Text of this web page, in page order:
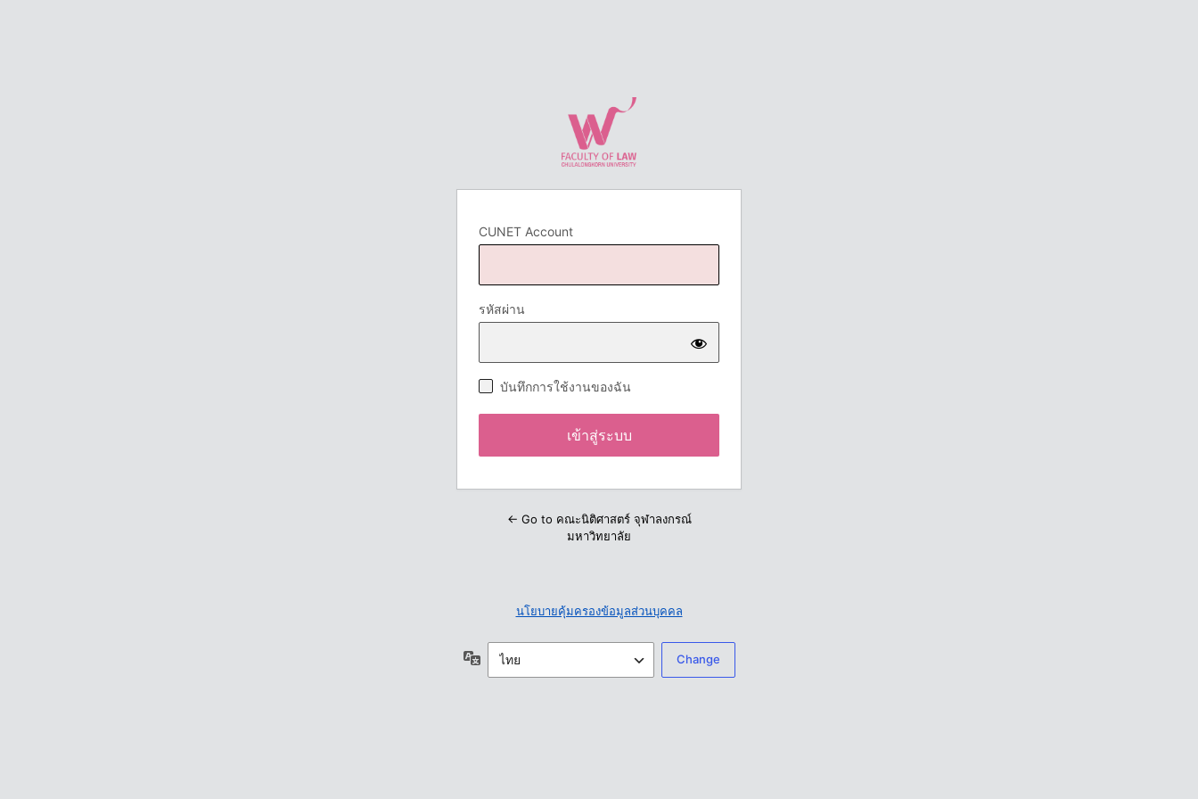
CUNET Account
รหัสผ่าน
บันทึกการใช้งานของฉัน
← Go to คณะนิติศาสตร์ จุฬาลงกรณ์
มหาวิทยาลัย
นโยบายคุ้มครองข้อมูลส่วนบุคคล
ภาษา